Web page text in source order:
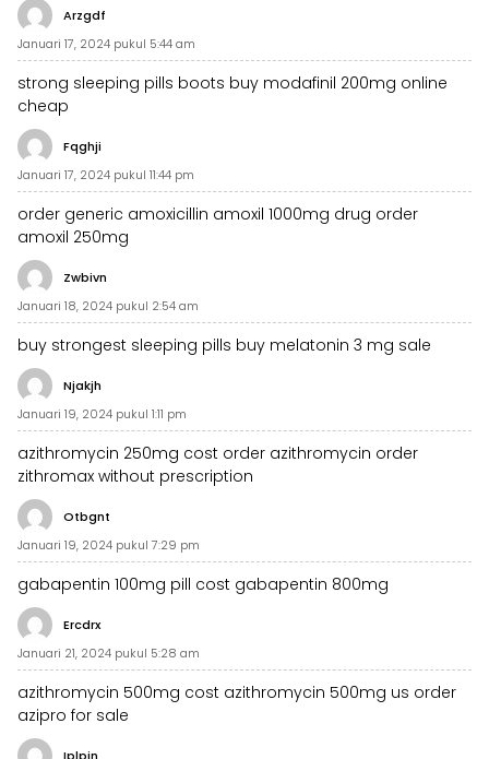
Arzgdf
Januari 17, 2024 pukul 5:44 am
strong sleeping pills boots buy modafinil 200mg online
cheap
Fqghji
Januari 17, 2024 pukul 11:44 pm
order generic amoxicillin amoxil 1000mg drug order
amoxil 250mg
Zwbivn
Januari 18, 2024 pukul 2:54 am
buy strongest sleeping pills buy melatonin 3 mg sale
Njakjh
Januari 19, 2024 pukul 1:11 pm
azithromycin 250mg cost order azithromycin order
zithromax without prescription
Otbgnt
Januari 19, 2024 pukul 7:29 pm
gabapentin 100mg pill cost gabapentin 800mg
Ercdrx
Januari 21, 2024 pukul 5:28 am
azithromycin 500mg cost azithromycin 500mg us order
azipro for sale